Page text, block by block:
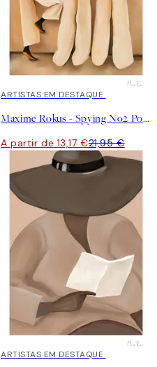
40%*
ARTISTAS EM DESTAQUE
Maxime Rokus - Spying No2 Poster
A partir de 13,17 €21,95 €
40%*
ARTISTAS EM DESTAQUE